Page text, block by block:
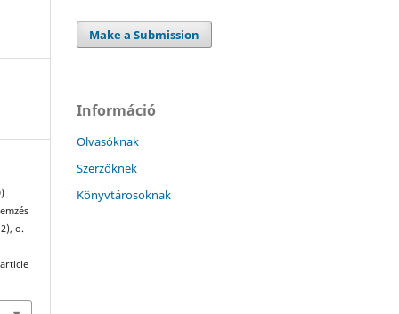
o.
Make a Submission
Információ
Olvasóknak
Szerzőknek
Könyvtárosoknak